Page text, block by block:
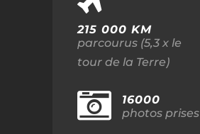
215 000 KM
parcourus (5,3 x le
tour de la Terre)
16000
photos prises